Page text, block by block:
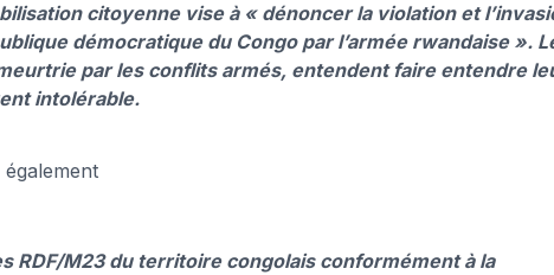
citoyenne vise à «dénoncer la violation et
démocratique du Congo par l’armée rwandaise ».
par les conflits armés, entendent faire entendre
intolérable.
RDF/M23 du territoire congolais conformément à la